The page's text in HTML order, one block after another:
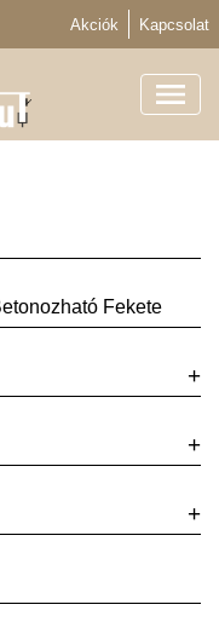
Akciók Kapcsolat
Fekete